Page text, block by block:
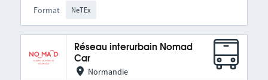
Format NeTEx
Réseau interurbain Nomad
Car
Normandie